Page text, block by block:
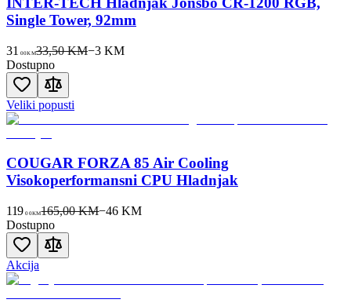
Single Tower, 92mm
31 00KM33,50 KM−3KM
Dostupno
Veliki popusti
COUGAR FORZA 85 Air Cooling
Visokoperformansni CPU Hladnjak
119 00KM165,00 KM−46 KM
Dostupno
Akcija